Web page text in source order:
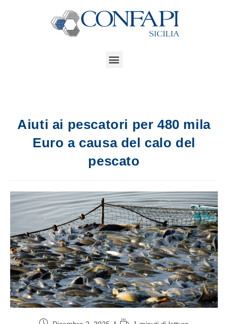
Aiuti ai pescatori per 480 mila
Euro a causa del calo del
pescato